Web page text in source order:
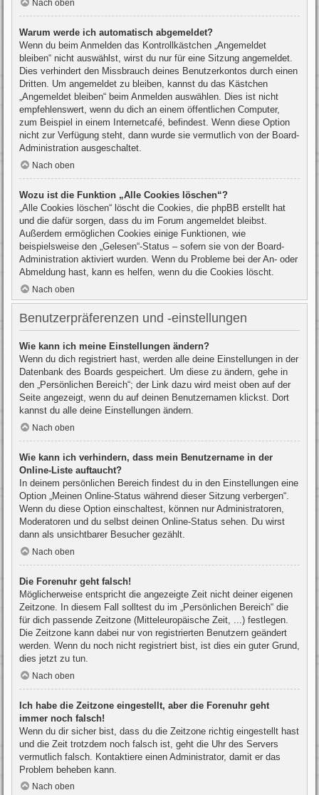
Nach oben
Warum werde ich automatisch abgemeldet?
Wenn du beim Anmelden das Kontrollkästchen „Angemeldet
bleiben“ nicht auswählst, wirst du nur für eine Sitzung angemeldet.
Dies verhindert den Missbrauch deines Benutzerkontos durch einen
Dritten. Um angemeldet zu bleiben, kannst du das Kästchen
„Angemeldet bleiben“ beim Anmelden auswählen. Dies ist nicht
empfehlenswert, wenn du dich an einem öffentlichen Computer,
zum Beispiel in einem Internetcafé, befindest. Wenn diese Option
nicht zur Verfügung steht, dann wurde sie vermutlich von der Board-
Administration ausgeschaltet.
Nach oben
Wozu ist die Funktion „Alle Cookies löschen“?
„Alle Cookies löschen“ löscht die Cookies, die phpBB erstellt hat
und die dafür sorgen, dass du im Forum angemeldet bleibst.
Außerdem ermöglichen Cookies einige Funktionen, wie
beispielsweise den „Gelesen“-Status – sofern sie von der Board-
Administration aktiviert wurden. Wenn du Probleme bei der An- oder
Abmeldung hast, kann es helfen, wenn du die Cookies löscht.
Nach oben
Benutzerpräferenzen und -einstellungen
Wie kann ich meine Einstellungen ändern?
Wenn du dich registriert hast, werden alle deine Einstellungen in der
Datenbank des Boards gespeichert. Um diese zu ändern, gehe in
den „Persönlichen Bereich“; der Link dazu wird meist oben auf der
Seite angezeigt, wenn du auf deinen Benutzernamen klickst. Dort
kannst du alle deine Einstellungen ändern.
Nach oben
Wie kann ich verhindern, dass mein Benutzername in der
Online-Liste auftaucht?
In deinem persönlichen Bereich findest du in den Einstellungen eine
Option „Meinen Online-Status während dieser Sitzung verbergen“.
Wenn du diese Option einschaltest, können nur Administratoren,
Moderatoren und du selbst deinen Online-Status sehen. Du wirst
dann als unsichtbarer Besucher gezählt.
Nach oben
Die Forenuhr geht falsch!
Möglicherweise entspricht die angezeigte Zeit nicht deiner eigenen
Zeitzone. In diesem Fall solltest du im „Persönlichen Bereich“ die
für dich passende Zeitzone (Mitteleuropäische Zeit, ...) festlegen.
Die Zeitzone kann dabei nur von registrierten Benutzern geändert
werden. Wenn du noch nicht registriert bist, ist dies ein guter Grund,
dies jetzt zu tun.
Nach oben
Ich habe die Zeitzone eingestellt, aber die Forenuhr geht
immer noch falsch!
Wenn du dir sicher bist, dass du die Zeitzone richtig eingestellt hast
und die Zeit trotzdem noch falsch ist, geht die Uhr des Servers
vermutlich falsch. Kontaktiere einen Administrator, damit er das
Problem beheben kann.
Nach oben